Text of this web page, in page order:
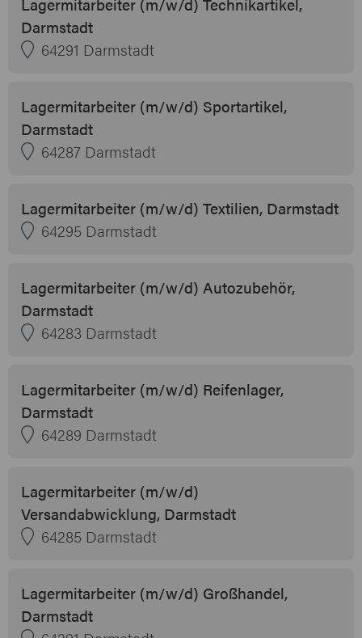
Darmstadt
64291 Darmstadt
Lagermitarbeiter (m/w/d) Sportartikel,
Darmstadt
64287 Darmstadt
Lagermitarbeiter (m/w/d) Textilien, Darmstadt
64295 Darmstadt
Lagermitarbeiter (m/w/d) Autozubehör,
Darmstadt
64283 Darmstadt
Lagermitarbeiter (m/w/d) Reifenlager,
Darmstadt
64289 Darmstadt
Lagermitarbeiter (m/w/d)
Versandabwicklung, Darmstadt
64285 Darmstadt
Lagermitarbeiter (m/w/d) Großhandel,
Darmstadt